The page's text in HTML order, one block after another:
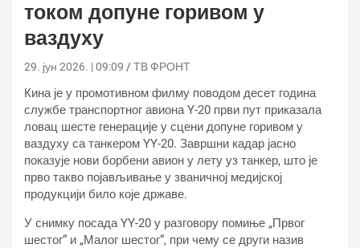
током допуне горивом у
ваздуху
29. јун 2026. | 09:09 ТВ ФРОНТ
Кина је у промотивном филму поводом десет година
службе транспортног авиона Y-20 први пут приказала
ловац шесте генерације у сцени допуне горивом у
ваздуху са танкером YY-20. Завршни кадар јасно
показује нови борбени авион у лету уз танкер, што је
прво такво појављивање у званичној медијској
продукцији било које државе.
У снимку посада YY-20 у разговору помиње „Првог
шестог“ и „Малог шестог“, при чему се други назив